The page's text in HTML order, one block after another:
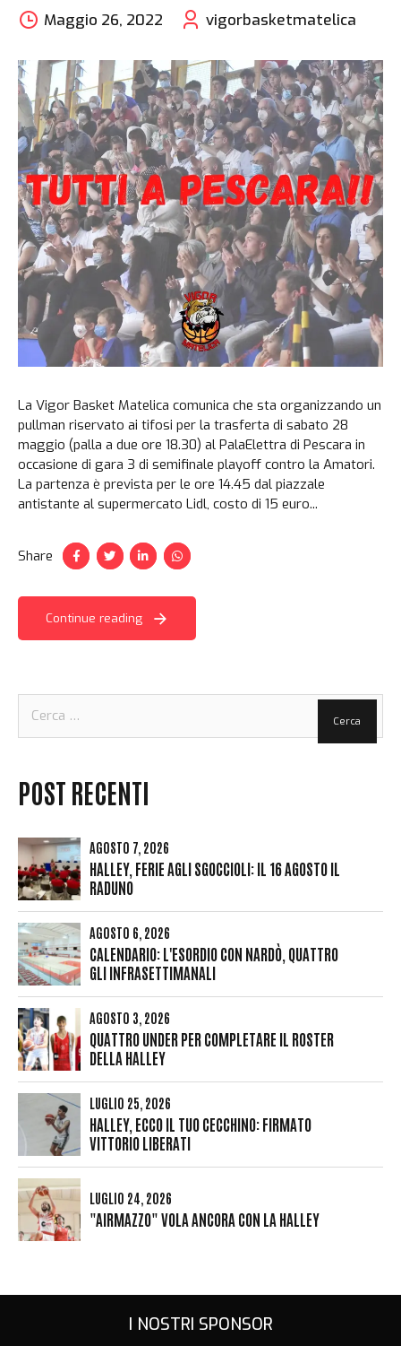
Maggio 26, 2022 vigorbasketmatelica
La Vigor Basket Matelica comunica che sta organizzando un
pullman riservato ai tifosi per la trasferta di sabato 28
maggio (palla a due ore 18.30) al PalaElettra di Pescara in
occasione di gara 3 di semifinale playoff contro la Amatori.
La partenza è prevista per le ore 14.45 dal piazzale
antistante al supermercato Lidl, costo di 15 euro...
Share
Continue reading
per:
POST RECENTI
AGOSTO 7, 2026
HALLEY, FERIE AGLI SGOCCIOLI: IL 16 AGOSTO IL
RADUNO
AGOSTO 6, 2026
CALENDARIO: L'ESORDIO CON NARDÒ, QUATTRO
GLI INFRASETTIMANALI
AGOSTO 3, 2026
QUATTRO UNDER PER COMPLETARE IL ROSTER
DELLA HALLEY
LUGLIO 25, 2026
HALLEY, ECCO IL TUO CECCHINO: FIRMATO
VITTORIO LIBERATI
LUGLIO 24, 2026
"AIRMAZZO" VOLA ANCORA CON LA HALLEY
I NOSTRI SPONSOR